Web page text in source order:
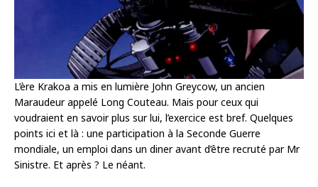
L’ère Krakoa a mis en lumière John Greycow, un ancien
Maraudeur appelé Long Couteau. Mais pour ceux qui
voudraient en savoir plus sur lui, l’exercice est bref. Quelques
points ici et là : une participation à la Seconde Guerre
mondiale, un emploi dans un diner avant d’être recruté par Mr
Sinistre. Et après ? Le néant.